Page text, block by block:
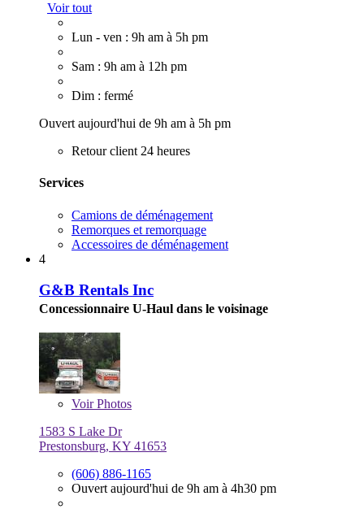
Voir tout
Lun - ven : 9h am à 5h pm
Sam : 9h am à 12h pm
Dim : fermé
Ouvert aujourd'hui de 9h am à 5h pm
Retour client 24 heures
Services
Camions de déménagement
Remorques et remorquage
Accessoires de déménagement
4
G&B Rentals Inc
Concessionnaire U-Haul dans le voisinage
VoirPhotos
1583 S Lake Dr
Prestonsburg, KY 41653
(606) 886-1165
Ouvert aujourd'hui de 9h am à 4h30 pm